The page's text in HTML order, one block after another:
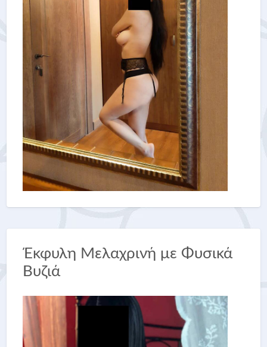
Έκφυλη Μελαχρινή με Φυσικά
Βυζιά